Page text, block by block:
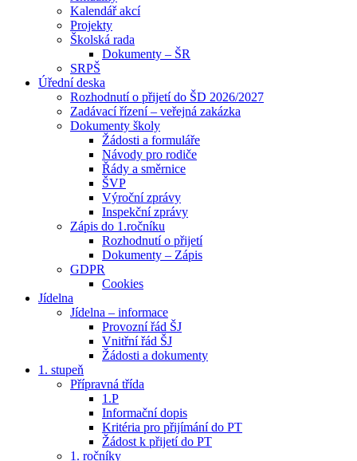
Kalendář akcí
Projekty
Školská rada
Dokumenty – ŠR
SRPŠ
Úřední deska
Rozhodnutí o přijetí do ŠD 2026/2027
Zadávací řízení – veřejná zakázka
Dokumenty školy
Žádosti a formuláře
Návody pro rodiče
Řády a směrnice
ŠVP
Výroční zprávy
Inspekční zprávy
Zápis do 1.ročníku
Rozhodnutí o přijetí
Dokumenty – Zápis
GDPR
Cookies
Jídelna
Jídelna – informace
Provozní řád ŠJ
Vnitřní řád ŠJ
Žádosti a dokumenty
1. stupeň
Přípravná třída
1.P
Informační dopis
Kritéria pro přijímání do PT
Žádost k přijetí do PT
1. ročníky